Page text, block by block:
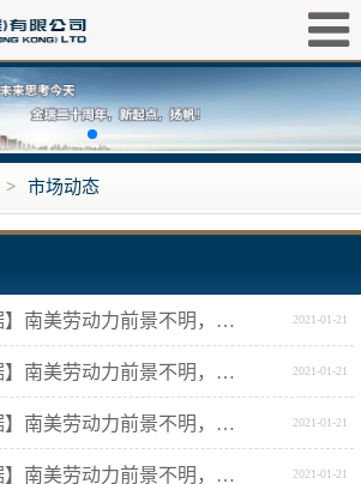
> 市场动态
劳动力前景不明，美豆期货企稳 2021-01-21
劳动力前景不明，美豆期货企稳 2021-01-21
劳动力前景不明，美豆期货企稳 2021-01-21
劳动力前景不明，美豆期货企稳 2021-01-21